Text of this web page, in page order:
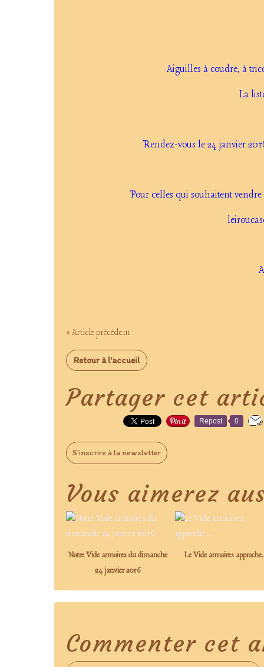
Aiguilles à coudre, à
La
Rendez-vous le 24 janvier
Pour celles qui souhaitent
« Article précédent
Retour à l'accueil
Partager cet
Repost 0
S'inscrire à la newsletter
Vous aimerez
Notre Vide armoires du dimanche
24 janvier 2016
Le Vide armoires
Commenter cet